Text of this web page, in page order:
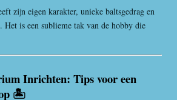
zijn eigen karakter, unieke baltsgedrag en
Het is een sublieme tak van de hobby die
Inrichten: Tips voor een
🏝️